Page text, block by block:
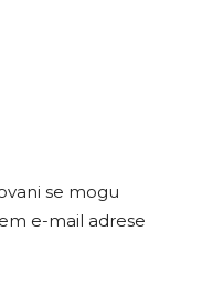
se mogu
e-mail adrese